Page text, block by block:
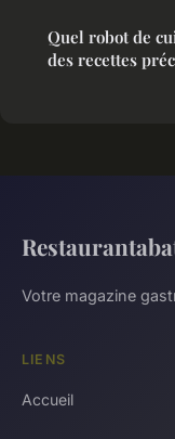
Quel robot de
des recettes
Votre magazine
LIENS
Accueil